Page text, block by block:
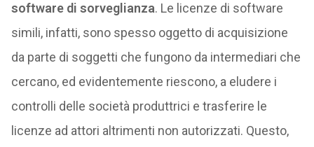
software di sorveglianza. Le licenze di software
simili, infatti, sono spesso oggetto di acquisizione
da parte di soggetti che fungono da intermediari che
cercano, ed evidentemente riescono, a eludere i
controlli delle società produttrici e trasferire le
licenze ad attori altrimenti non autorizzati. Questo,